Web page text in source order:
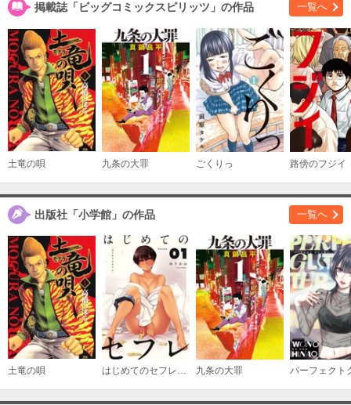
掲載誌「ビッグコミックスピリッツ」の作品 一覧へ
土竜の唄 九条の大罪 ごくりっ 路傍のフジイ
出版社「小学館」の作品 一覧へ
土竜の唄 はじめてのセフレ【単話】 九条の大罪